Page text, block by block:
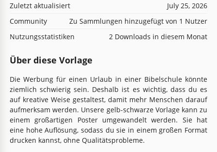
Zuletzt aktualisiert
July 25, 2026
Community
Zu Sammlungen hinzugefügt von 1 Nutzer
Nutzungsstatistiken
2 Downloads in diesem Monat
Über diese Vorlage
Die Werbung für einen Urlaub in einer Bibelschule könnte
ziemlich schwierig sein. Deshalb ist es wichtig, dass du es
auf kreative Weise gestaltest, damit mehr Menschen darauf
aufmerksam werden. Unsere gelb-schwarze Vorlage kann zu
einem großartigen Poster umgewandelt werden. Sie hat
eine hohe Auflösung, sodass du sie in einem großen Format
drucken kannst, ohne Qualitätsprobleme.